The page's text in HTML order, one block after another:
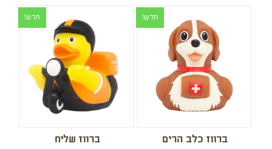
חדש!
ברווז שליח
חדש!
ברווז כלב הרים